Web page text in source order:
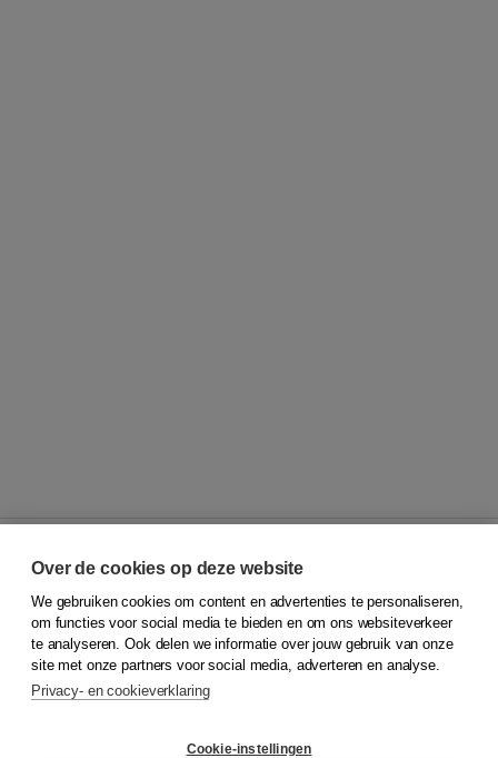
© 2026Koninklijke Boom uitgevers
Klantenservice
Service & informatie
Contact
Over de cookies op deze website
We gebruiken cookies om content en advertenties te personaliseren,
om functies voor social media te bieden en om ons websiteverkeer
te analyseren. Ook delen we informatie over jouw gebruik van onze
site met onze partners voor social media, adverteren en analyse.
Privacy- en cookieverklaring
Cookie-instellingen